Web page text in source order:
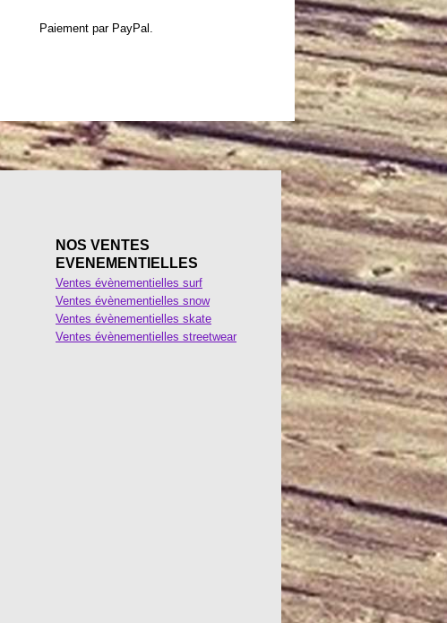
Paiement par PayPal.
NOS VENTES
EVENEMENTIELLES
Ventes évènementielles surf
Ventes évènementielles snow
Ventes évènementielles skate
Ventes évènementielles streetwear